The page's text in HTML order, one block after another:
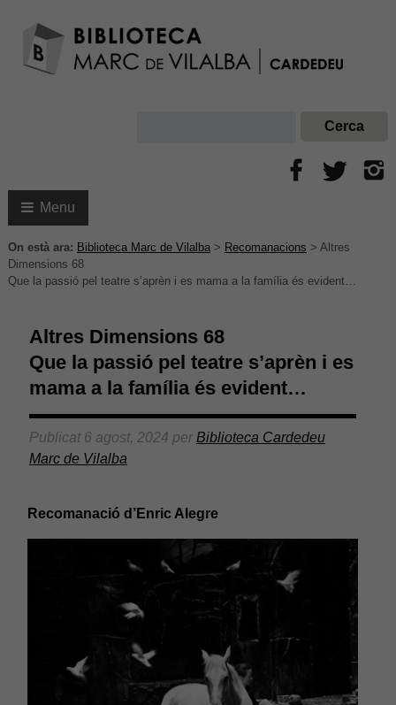
Menu
On està ara: Biblioteca Marc de Vilalba> Recomanacions > Altres
Dimensions 68
Que la passió pel teatre s’aprèn i es mama a la família és evident…
Altres Dimensions 68
Que la passió pel teatre s’aprèn i es
mama a la família és evident…
Publicat 6 agost, 2024 perBiblioteca Cardedeu
Marc de Vilalba
Recomanació d’Enric Alegre